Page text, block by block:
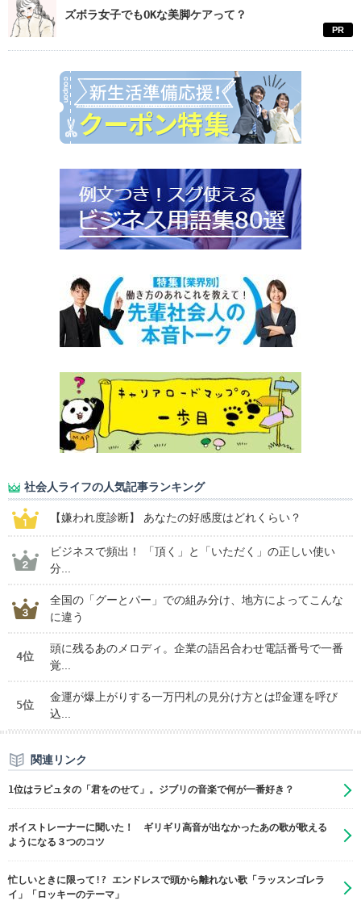
ズボラ女子でもOKな美脚ケアって？
PR
社会人ライフの人気記事ランキング
【嫌われ度診断】 あなたの好感度はどれくらい？
ビジネスで頻出！ 「頂く」と「いただく」の正しい使い
分...
全国の「グーとパー」での組み分け、地方によってこんな
に違う
4位
頭に残るあのメロディ。企業の語呂合わせ電話番号で一番
覚...
5位
金運が爆上がりする一万円札の見分け方とは⁉金運を呼び
込...
関連リンク
1位はラピュタの「君をのせて」。ジブリの音楽で何が一番好き？
ボイストレーナーに聞いた！ ギリギリ高音が出なかったあの歌が歌える
ようになる３つのコツ
忙しいときに限って!? エンドレスで頭から離れない歌「ラッスンゴレラ
イ」「ロッキーのテーマ」